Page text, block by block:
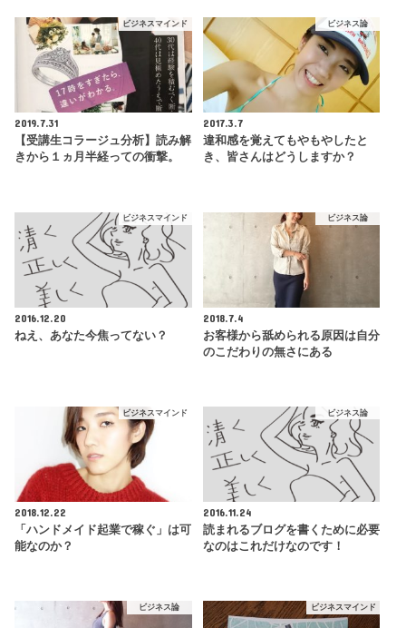
ビジネスマインド
2019.7.31
【受講生コラージュ分析】読み解
きから１ヵ月半経っての衝撃。
ビジネス論
2017.3.7
違和感を覚えてもやもやしたと
き、皆さんはどうしますか？
ビジネスマインド
2016.12.20
ねえ、あなた今焦ってない？
ビジネス論
2018.7.4
お客様から舐められる原因は自分
のこだわりの無さにある
ビジネスマインド
2018.12.22
「ハンドメイド起業で稼ぐ」は可
能なのか？
ビジネス論
2016.11.24
読まれるブログを書くために必要
なのはこれだけなのです！
ビジネス論 ビジネスマインド